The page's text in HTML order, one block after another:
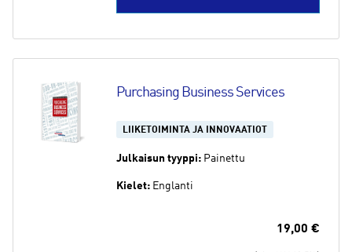
Purchasing Business Services
LIIKETOIMINTA JA INNOVAATIOT
Julkaisun tyyppi: Painettu
Kielet: Englanti
19,00 €